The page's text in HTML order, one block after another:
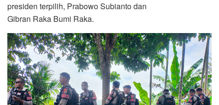
presiden terpilih, Prabowo Subianto dan
Gibran Raka Bumi Raka.